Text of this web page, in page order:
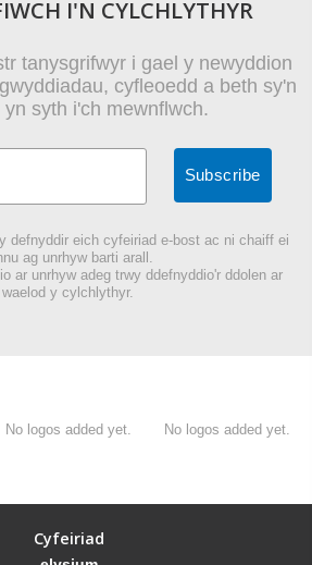
I'N CYLCHLYTHYR
tanysgrifwyr i gael y newyddion
cyfleoedd a beth sy'n
yn syth i'ch mewnflwch.
defnyddir eich cyfeiriad e-bost ac ni chaiff ei
ag unrhyw barti arall.
ar unrhyw adeg trwy ddefnyddio'r ddolen ar
waelod y cylchlythyr.
No logos added yet. No logos added yet.
Cyfeiriad